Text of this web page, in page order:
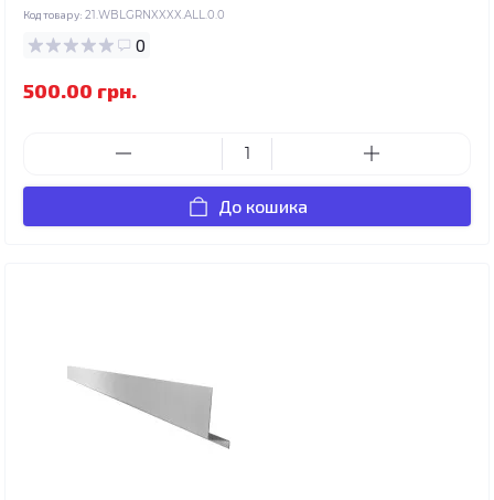
Код товару: 21.WBLGRNXXXX.ALL.0.0
0
500.00 грн.
До кошика